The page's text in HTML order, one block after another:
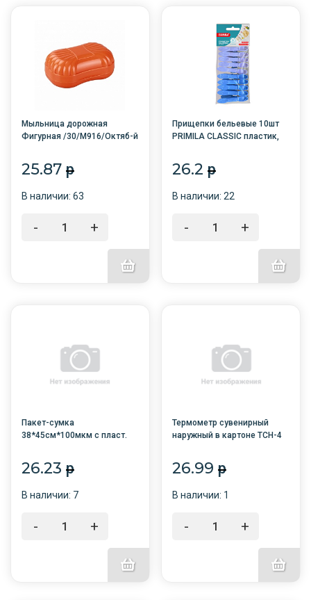
Мыльница дорожная
Фигурная /30/М916/Октяб-й
25.87 p
В наличии: 63
- +
Прищепки бельевые 10шт
PRIMILA CLASSIC пластик,
26.2p
В наличии: 22
- +
Пакет-сумка
38*45см*100мкм с пласт.
26.23 p
В наличии: 7
- +
Термометр сувенирный
наружный в картоне ТСН-4
26.99p
В наличии: 1
- +